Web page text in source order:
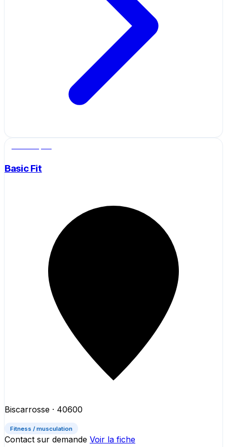
Basic Fit
Biscarrosse · 40600
Fitness / musculation
Contact sur demande Voir la fiche